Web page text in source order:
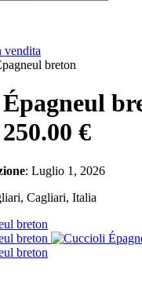
vendita
breton
250.00 €
: Luglio 1, 2026
Cagliari, Italia